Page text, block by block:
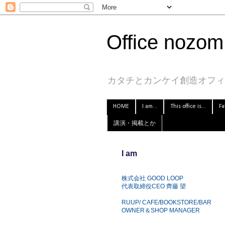
Office
カタチとカンケイ創造オフ
HOME I am... This office is...
講演・掲載とか
I am
株式会社 GOOD LOOP
代表取締役CEO 齊藤 望
RUUP/ CAFE/BOOKSTORE/BAR
OWNER＆SHOP MANAGER